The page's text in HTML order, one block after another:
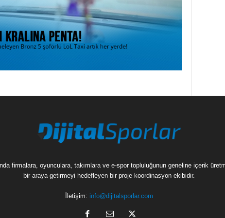
firmalara, oyunculara, takımlara ve e-spor topluluğunun geneline içerik
bir araya getirmeyi hedefleyen bir proje koordinasyon ekibidir.
İletişim: info@dijitalsporlar.com